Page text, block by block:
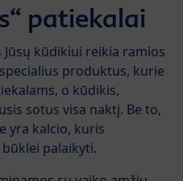
patiekalai
kūdikiui reikia ramios
produktus, kurie
o kūdikis,
sotus visa naktį. Be to,
yra kalcio, kuris
palaikyti.